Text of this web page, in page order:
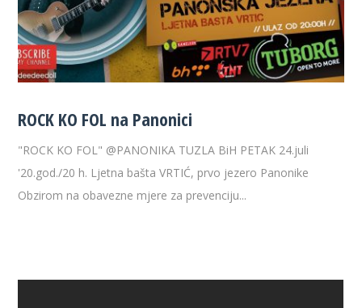
ROCK KO FOL na Panonici
"ROCK KO FOL" @PANONIKA TUZLA BiH PETAK 24.juli
'20.god./20 h. Ljetna bašta VRTIĆ, prvo jezero Panonike
Obzirom na obavezne mjere za prevenciju...